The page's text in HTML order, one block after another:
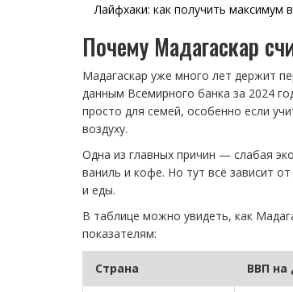
Лайфхаки: как получить
Почему Мадагаскар
Мадагаскар уже много лет держит
данным Всемирного банка за 2024
просто для семей, особенно если
воздуху.
Одна из главных причин — слабая
ваниль и кофе. Но тут всё зависит
и еды.
В таблице можно увидеть, как
показателям:
Страна ВВП на